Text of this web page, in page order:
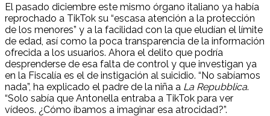
El pasado diciembre este mismo órgano italiano ya había
reprochado a TikTok su “escasa atención a la protección
de los menores” y a la facilidad con la que eludían el límite
de edad, así como la poca transparencia de la información
ofrecida a los usuarios. Ahora el delito que podría
desprenderse de esa falta de control y que investigan ya
en la Fiscalía es el de instigación al suicidio. “No sabíamos
nada”, ha explicado el padre de la niña a La Repubblica.
“Solo sabía que Antonella entraba a TikTok para ver
vídeos. ¿Cómo íbamos a imaginar esa atrocidad?”.